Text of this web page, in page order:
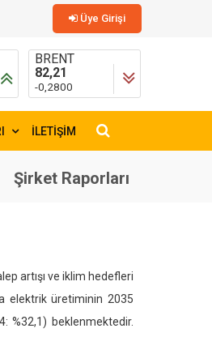
Üye Girişi
BRENT
82,21
-0,2800
İLETİŞİM
×
Şirket Raporları
artışı ve iklim hedefleri
elektrik üretiminin 2035
%32,1) beklenmektedir.